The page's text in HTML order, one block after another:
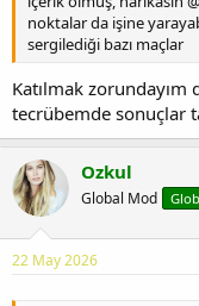
noktalar da işine
sergilediği bazı maçlar
Katılmak zorundayım
tecrübemde sonuçlar
Ozkul
Global Mod
22 May 2026